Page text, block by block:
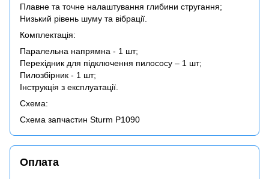
Плавне та точне налаштування глибини стругання;
Низький рівень шуму та вібрації.
Комплектація:
Паралельна напрямна - 1 шт;
Перехідник для підключення пилососу – 1 шт;
Пилозбірник - 1 шт;
Інструкція з експлуатації.
Схема:
Схема запчастин Sturm P1090
Оплата